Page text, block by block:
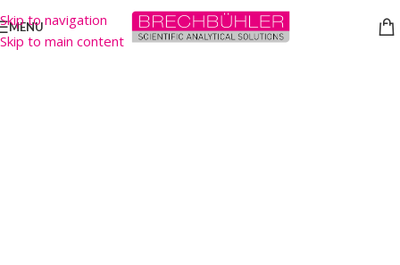
Skip to navigation
Skip to main content
MENU